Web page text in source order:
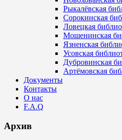
Рыкалёвская
Сорокинская
Ловецкая
Мошенинская
Язненская
Усовская
Дубровинская
Артёмовская
Документы
Контакты
О нас
F.A.Q
Архив